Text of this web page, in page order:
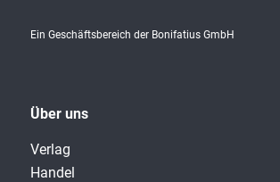
Ein Geschäftsbereich der Bonifatius GmbH
Über uns
Verlag
Handel